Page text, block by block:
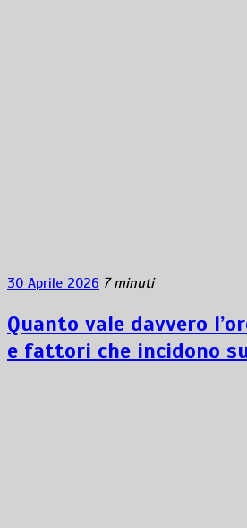
30 Aprile 2026 7 minuti
Quanto vale davvero
e fattori che incidono